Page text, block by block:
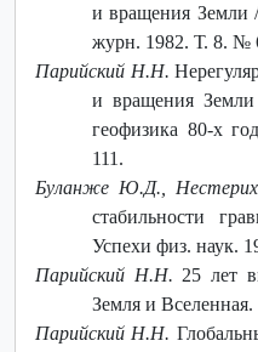
и вращения Земли
журн. 1982. Т. 8. №
Парийский Н.Н.
и вращения
геофизика 80-х
111.
Буланже Ю.Д.,
стабильности
Успехи физ. наук.
Парийский Н.Н. 25 лет
Земля и
Парийский Н.Н.